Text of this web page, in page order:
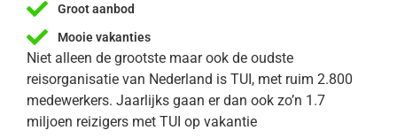
Groot aanbod
Mooie vakanties
Niet alleen de grootste maar ook de oudste
reisorganisatie van Nederland is TUI, met ruim 2.800
medewerkers. Jaarlijks gaan er dan ook zo’n 1.7
miljoen reizigers met TUI op vakantie